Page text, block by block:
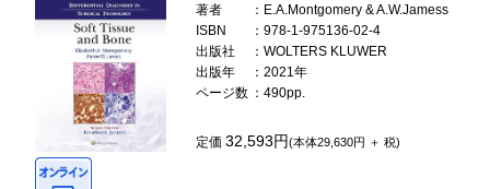
著者
：E.A.Montgomery & A.W.Jamess
ISBN
：978-1-975136-02-4
出版社
：WOLTERS KLUWER
出版年
：2021年
ページ数 ：490pp.
定価32,593円(本体29,630円 ＋ 税)